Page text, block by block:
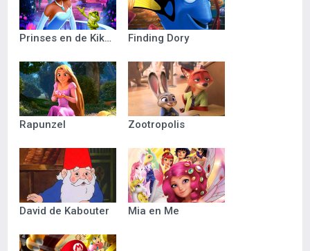
Prinses en de Kikker Finding Dory
Rapunzel Zootropolis
David de Kabouter Mia en Me